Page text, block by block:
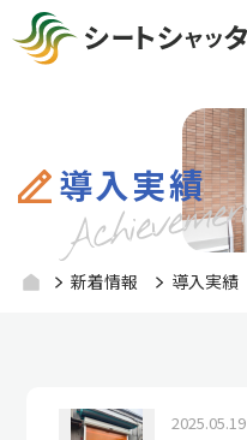
導入実績
新着情報 導入実績
2025.05.19